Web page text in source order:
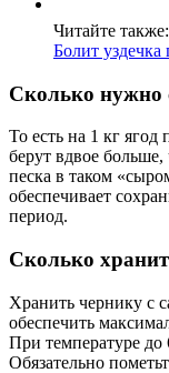
Читайте также:
Болит уздечка
Сколько нужно
То есть на 1 кг ягод
берут вдвое
песка в таком
обеспечивает
период.
Сколько
Хранить чернику с
обеспечить
При температуре до
Обязательно